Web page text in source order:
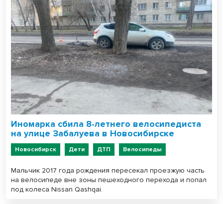
Иномарка сбила 8-летнего велосипедиста
на улице Забалуева в Новосибирске
Новосибирск Дети ДТП Велосипеды
Мальчик 2017 года рождения пересекал проезжую часть
на велосипеде вне зоны пешеходного перехода и попал
под колеса Nissan Qashqai.